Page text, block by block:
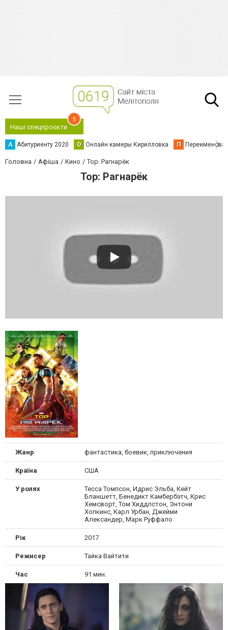
Наші спецпроєкти
5
А Абитуриенту 2020 О Онлайн камеры Кирилловка П
Головна Афіша Кино Тор: Рагнарёк
Тор: Рагнарёк
Жанр фантастика, боевик, приключения
Країна США
У ролях
Тесса Томпсон, Идрис Эльба, Кейт
Бланшетт, Бенедикт Камбербэтч, Крис
Хемсворт, Том Хиддлстон, Энтони
Хопкинс, Карл Урбан, Джейми
Александер, Марк Руффало
Рік 2017
Режисер Тайка Вайтити
Час 91 мин.